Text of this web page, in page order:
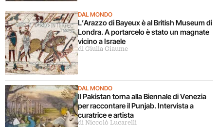
DAL MONDO
L’Arazzo di Bayeux è al British Museum di
Londra. A portarcelo è stato un magnate
vicino a Israele
di Giulia Giaume
DAL MONDO
Il Pakistan torna alla Biennale di Venezia
per raccontare il Punjab. Intervista a
curatrice e artista
di Niccolò Lucarelli